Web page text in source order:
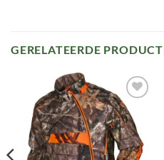
GERELATEERDE
Toevoegen
aan
verlanglijst